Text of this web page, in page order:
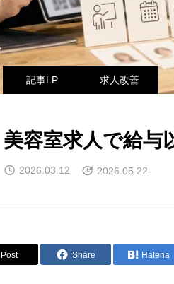
記事LP 求人改善
美容室求人で給与
2026.03.12 2026.05.22
Post Share Hatena